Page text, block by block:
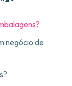
negócio de